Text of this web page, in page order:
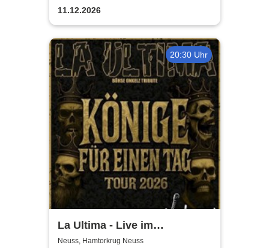
11.12.2026
20:30 Uhr
La Ultima - Live im
Hamtorkrug! | Könige für
Neuss, Hamtorkrug Neuss